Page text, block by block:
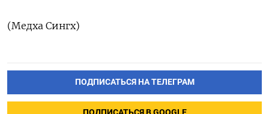
(Медха ‌Сингх)
ПОДПИСАТЬСЯ НА ТЕЛЕГРАМ